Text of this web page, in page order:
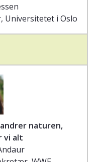
Universitetet i Oslo
naturen,
vi alt